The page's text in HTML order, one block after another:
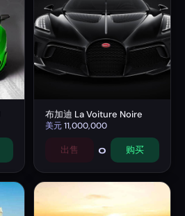
布加迪 La Voiture Noire
美元11,000,000
出售 0 购买